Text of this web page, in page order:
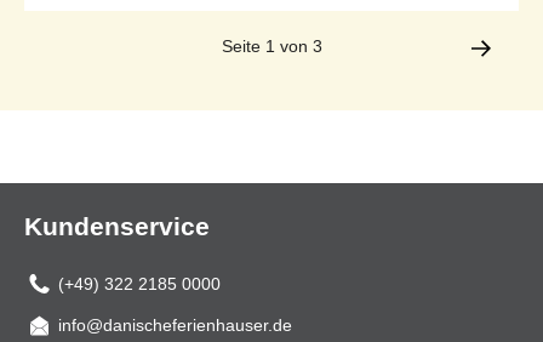
Seite 1 von 3
Kundenservice
(+49) 322 2185 0000
info@danischeferienhauser.de